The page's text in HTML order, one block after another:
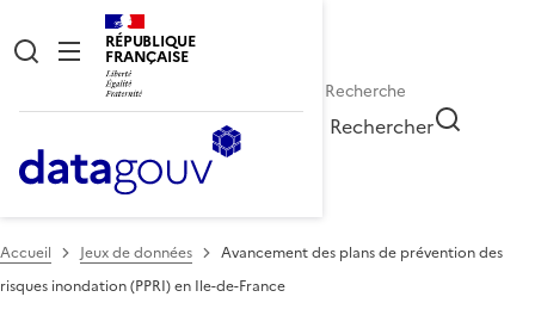
RÉPUBLIQUE
FRANÇAISE
Rechercher
Accueil Jeux de données
Avancement des plans de prévention des
risques inondation (PPRI) en Ile-de-France